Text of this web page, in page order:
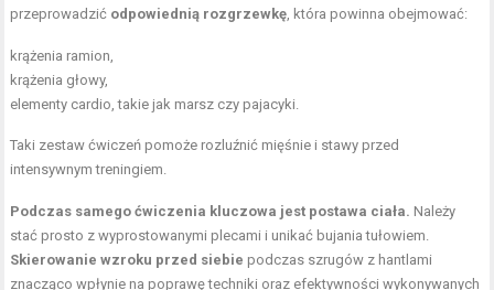
przeprowadzić odpowiednią rozgrzewkę, która powinna obejmować:
krążenia ramion,
krążenia głowy,
elementy cardio, takie jak marsz czy pajacyki.
Taki zestaw ćwiczeń pomoże rozluźnić mięśnie i stawy przed
intensywnym treningiem.
Podczas samego ćwiczenia kluczowa jest postawa ciała. Należy
stać prosto z wyprostowanymi plecami i unikać bujania tułowiem.
Skierowanie wzroku przed siebie podczas szrugów z hantlami
znacząco wpłynie na poprawę techniki oraz efektywności wykonywanych